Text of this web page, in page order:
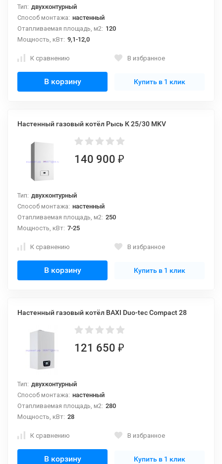
Тип: двухконтурный
Способ монтажа: настенный
Отапливаемая площадь, м2: 120
Мощность, кВт: 9,1-12,0
К сравнению В избранное
В корзину Купить в 1 клик
Настенный газовый котёл Рысь К 25/30 MKV
140 900 ₽
Тип: двухконтурный
Способ монтажа: настенный
Отапливаемая площадь, м2: 250
Мощность, кВт: 7-25
К сравнению В избранное
В корзину Купить в 1 клик
Настенный газовый котёл BAXI Duo-tec Compact 28
121 650 ₽
Тип: двухконтурный
Способ монтажа: настенный
Отапливаемая площадь, м2: 280
Мощность, кВт: 28
К сравнению В избранное
В корзину Купить в 1 клик